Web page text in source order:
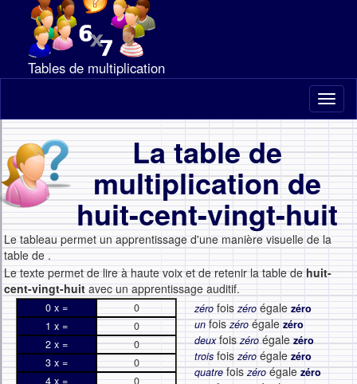
Tables de multiplication
La table de
multiplication de
huit-cent-vingt-huit
Le tableau permet un apprentissage d'une manière visuelle de la
table de .
Le texte permet de lire à haute voix et de retenir la table dehuit-
cent-vingt-huit avec un apprentissage auditif.
0 x =
0
1 x =
0
2 x =
0
3 x =
0
4 x =
0
zéro foiszéro égale zéro
unfoiszéroégalezéro
deuxfoiszéroégalezéro
trois foiszéro égale zéro
quatrefoiszéroégalezéro